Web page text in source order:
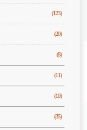
(123)
(20)
(8)
(11)
(10)
(35)